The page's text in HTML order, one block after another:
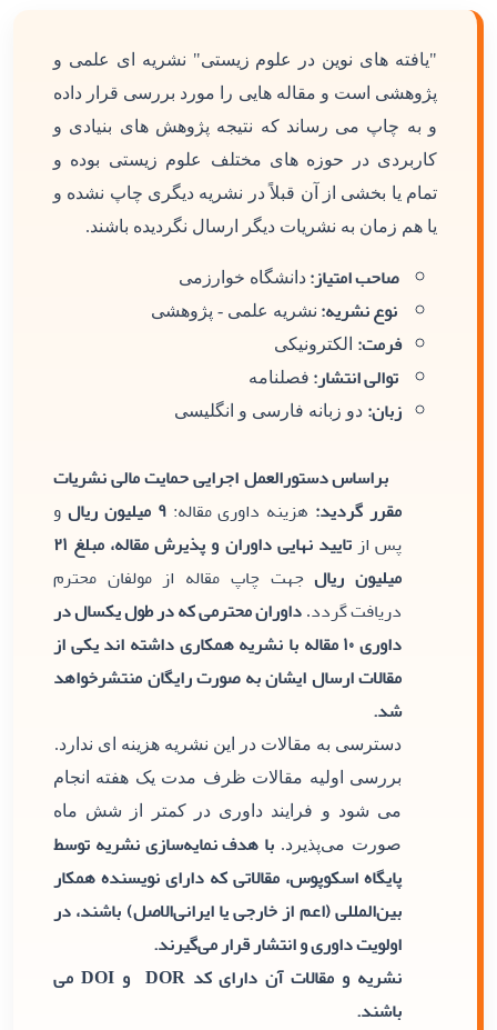
"یافته های نوین در علوم زیستی" نشریه ای علمی و
پژوهشی است و مقاله هایی را مورد بررسی قرار داده
و به چاپ می رساند که نتیجه پژوهش های بنیادی و
کاربردی در حوزه های مختلف علوم زیستی بوده و
تمام یا بخشی از آن قبلاً در نشریه دیگری چاپ نشده و
یا هم زمان به نشریات دیگر ارسال نگردیده باشند.
صاحب امتیاز: دانشگاه خوارزمی
نوع نشریه: نشریه علمی - پژوهشی
فرمت: الکترونیکی
توالی انتشار: فصلنامه
زبان: دو زبانه فارسی و انگلیسی
براساس دستورالعمل اجرایی حمایت مالی نشریات
مقرر گردید: هزینه داوری مقاله:۹ میلیون ریال
و
پس از
تایید نهایی داوران و پذیرش مقاله، مبلغ ۲۱
میلیون ریالجهت چاپ مقاله از مولفان محترم
دریافت گردد. داوران محترمی که در طول یکسال در
داوری ۱۰ مقاله با نشریه همکاری داشته اند یکی از
مقالات ارسال ایشان به صورت رایگان منتشرخواهد
شد.
دسترسی به مقالات در این نشریه هزینه ای ندارد.
بررسی اولیه مقالات ظرف مدت یک هفته انجام
می شود و فرایند داوری در کمتر از شش ماه
صورت می‌پذیرد. با هدف نمایه‌سازی نشریه توسط
پایگاه اسکوپوس، مقالاتی که دارای نویسنده همکار
بین‌المللی (اعم از خارجی یا ایرانی‌الاصل) باشند، در
اولویت داوری و انتشار قرار می‌گیرند.
نشریه و مقالات آن دارای کد DOR و DOI می
باشند.